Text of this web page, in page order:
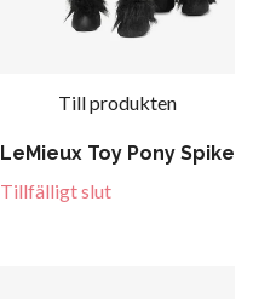
Till produkten
LeMieux Toy Pony Spike
Tillfälligt slut